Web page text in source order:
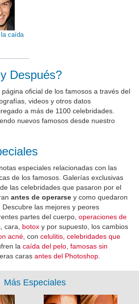
caída
Después?
página oficial de los famosos a través del
videos y otros datos
a más de 1100 celebridades.
nuevos famosos desde nuestro
especiales relacionadas con las
de los famosos. Galerías exclusivas
las celebridades que pasaron por el
antes de operarse y como quedaron
. Descubre las mejores y peores
partes del cuerpo, operaciones de
, cara, botox y por supuesto, los cambios
acné , con celulitis celebridades que
la caída del pelo famosas sin
caras antes del Photoshop
Más Especiales